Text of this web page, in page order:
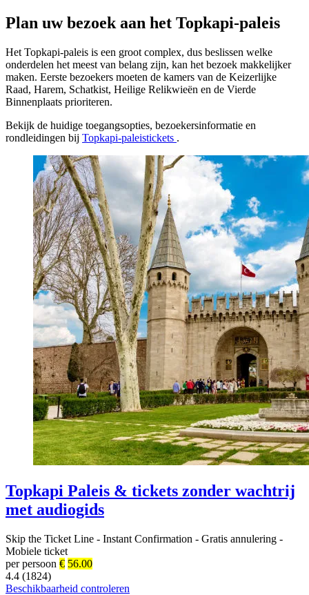
Plan uw bezoek aan het Topkapi-paleis
Het Topkapi-paleis is een groot complex, dus beslissen welke
onderdelen het meest van belang zijn, kan het bezoek makkelijker
maken. Eerste bezoekers moeten de kamers van de Keizerlijke
Raad, Harem, Schatkist, Heilige Relikwieën en de Vierde
Binnenplaats prioriteren.
Bekijk de huidige toegangsopties, bezoekersinformatie en
rondleidingen bij Topkapi-paleistickets .
Topkapi Paleis & tickets zonder wachtrij
met audiogids
Skip the Ticket Line - Instant Confirmation - Gratis annulering -
Mobiele ticket
per persoon € 56.00
4.4 (1824)
Beschikbaarheid controleren